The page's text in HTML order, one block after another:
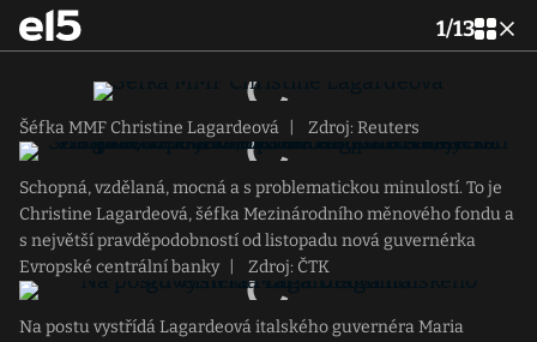
1/13
Šéfka MMF Christine Lagardeová Zdroj: Reuters
Schopná, vzdělaná, mocná a s problematickou minulostí. To je
Christine Lagardeová, šéfka Mezinárodního měnového fondu a
s největší pravděpodobností od listopadu nová guvernérka
Evropské centrální banky
Zdroj: ČTK
Na postu vystřídá Lagardeová italského guvernéra Maria